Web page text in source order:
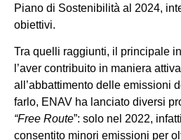
Piano di Sostenibilità al 2024,
obiettivi.
Tra quelli raggiunti, il principale
l’aver contribuito in maniera
all’abbattimento delle emissioni
farlo, ENAV ha lanciato diversi
“Free Route”: solo nel 2022,
consentito minori emissioni per